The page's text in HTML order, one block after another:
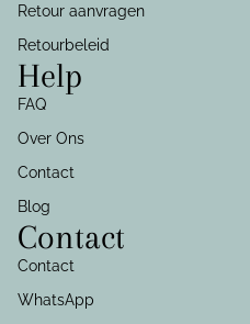
Retour aanvragen
Retourbeleid
Help
FAQ
Over Ons
Contact
Blog
Contact
Contact
WhatsApp